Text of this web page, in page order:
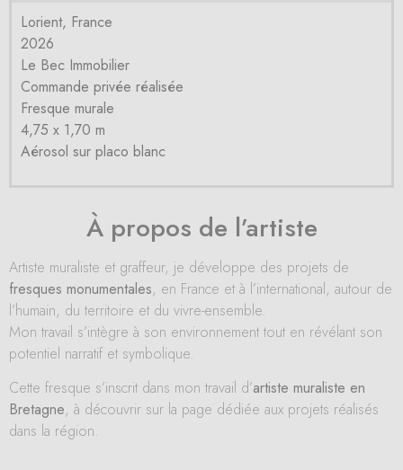
Lorient, France
2026
Le Bec Immobilier
Commande privée réalisée
Fresque murale
4,75 x 1,70 m
Aérosol sur placo blanc
À propos de l’artiste
Artiste muraliste et graffeur, je développe des projets de
fresques monumentales, en France et à l’international, autour de
l’humain, du territoire et du vivre-ensemble.
Mon travail s’intègre à son environnement tout en révélant son
potentiel narratif et symbolique.
Cette fresque s’inscrit dans mon travail d’artiste muraliste en
Bretagne, à découvrir sur la page dédiée aux projets réalisés
dans la région.